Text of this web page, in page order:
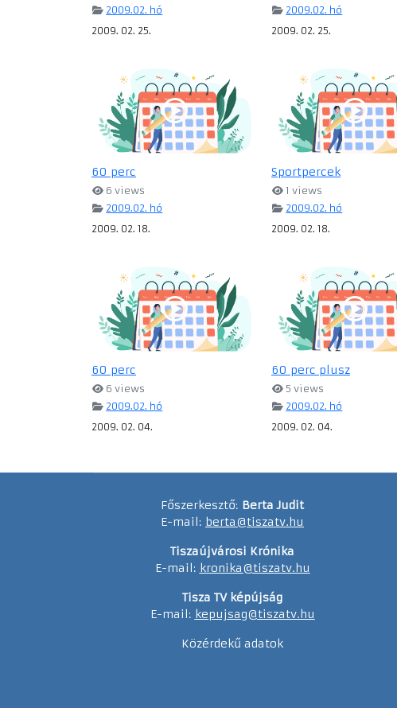
2009.02. hó
2009. 02. 25.
2009.02. hó
2009. 02. 25.
60 perc
6 views
2009.02. hó
2009. 02. 18.
Sportpercek
1 views
2009.02. hó
2009. 02. 18.
60 perc
6 views
2009.02. hó
2009. 02. 04.
60 perc plusz
5 views
2009.02. hó
2009. 02. 04.
Főszerkesztő: Berta Judit
E-mail: berta@tiszatv.hu
Tiszaújvárosi Krónika
E-mail: kronika@tiszatv.hu
Tisza TV képújság
E-mail: kepujsag@tiszatv.hu
Közérdekű adatok